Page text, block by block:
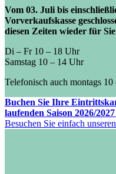
Vom 03. Juli bis
Vorverkaufskasse
diesen Zeiten wieder für
Di – Fr 10 – 18 Uhr
Samstag 10 – 14 Uhr
Telefonisch auch montags
Buchen Sie Ihre
laufenden Saison 2026/
Besuchen Sie einfach unseren